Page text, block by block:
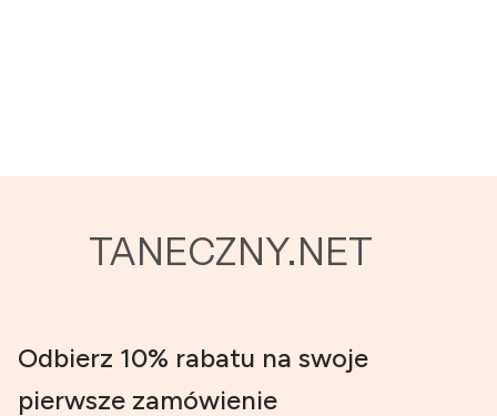
TANECZNY.NET
Odbierz 10% rabatu na swoje
pierwsze zamówienie